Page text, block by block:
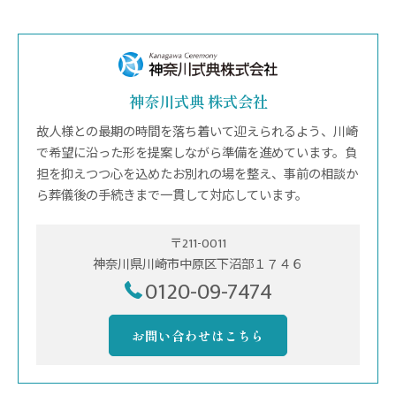
神奈川式典 株式会社
故人様との最期の時間を落ち着いて迎えられるよう、川崎
で希望に沿った形を提案しながら準備を進めています。負
担を抑えつつ心を込めたお別れの場を整え、事前の相談か
ら葬儀後の手続きまで一貫して対応しています。
〒211-0011
神奈川県川崎市中原区下沼部１７４６
0120-09-7474
お問い合わせはこちら